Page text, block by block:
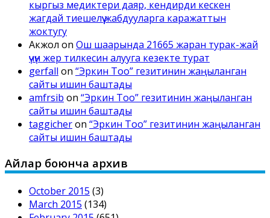
кыргыз медиктери даяр, кендирди кескен
жагдай тиешелүү жабдууларга каражаттын
жоктугу
Акжол on Ош шаарында 21665 жаран турак-жай
үчүн жер тилкесин алууга кезекте турат
gerfall on “Эркин Тоо” гезитинин жаңыланган
сайты ишин баштады
amfrsib on “Эркин Тоо” гезитинин жаңыланган
сайты ишин баштады
taggicheron “Эркин Тоо” гезитинин жаңыланган
сайты ишин баштады
Айлар боюнча архив
October 2015 (3)
March 2015 (134)